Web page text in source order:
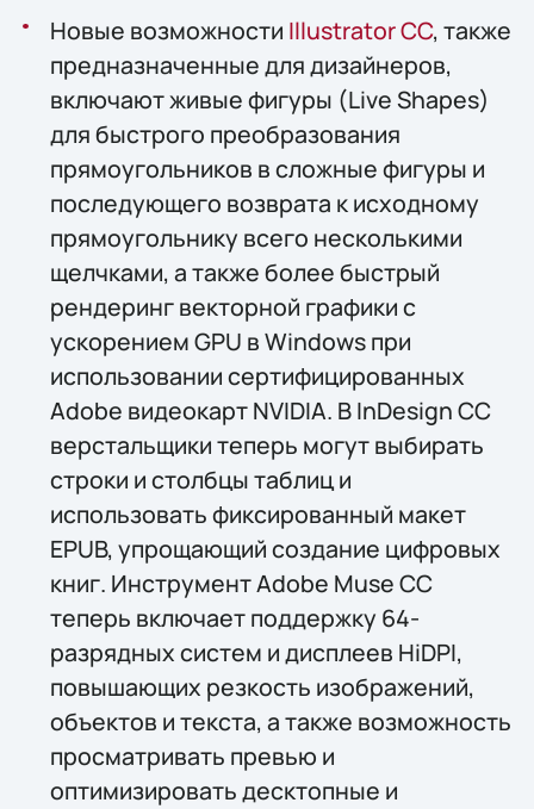
Новые возможности Illustrator CC, также
предназначенные для дизайнеров,
включают живые фигуры (Live Shapes)
для быстрого преобразования
прямоугольников в сложные фигуры и
последующего возврата к исходному
прямоугольнику всего несколькими
щелчками, а также более быстрый
рендеринг векторной графики с
ускорением GPU в Windows при
использовании сертифицированных
Adobe видеокарт NVIDIA. В InDesign CC
верстальщики теперь могут выбирать
строки и столбцы таблиц и
использовать фиксированный макет
EPUB, упрощающий создание цифровых
книг. Инструмент Adobe Muse CC
теперь включает поддержку 64-
разрядных систем и дисплеев HiDPI,
повышающих резкость изображений,
объектов и текста, а также возможность
просматривать превью и
оптимизировать десктопные и